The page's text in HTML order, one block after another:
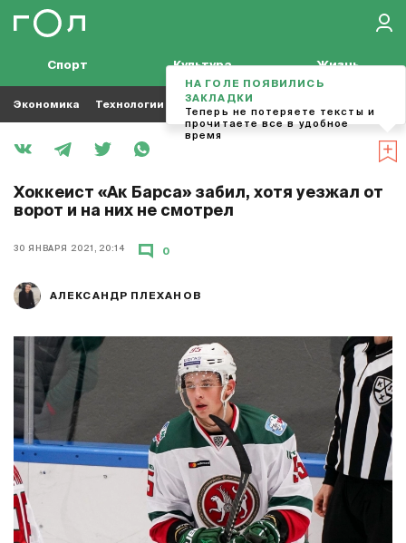
Спорт Культура Жизнь
Экономика Технологии Кино Футбол
Хоккеист «Ак Барса» забил, хотя уезжал от
ворот и на них не смотрел
30 ЯНВАРЯ 2021, 20:14
АЛЕКСАНДР ПЛЕХАНОВ
0
НА ГОЛЕ ПОЯВИЛИСЬ
ЗАКЛАДКИ
Теперь не потеряете тексты и
прочитаете все в удобное
время